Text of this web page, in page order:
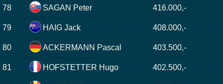
78 SAGAN Peter 416.000,-
79 HAIG Jack 408.000,-
80 ACKERMANN Pascal 403.500,-
81 HOFSTETTER Hugo 402.500,-